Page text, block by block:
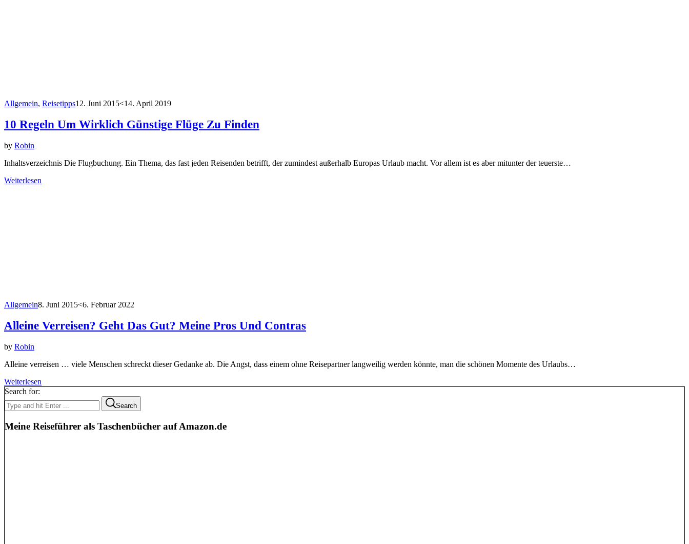
Allgemein, Reisetipps12. Juni 2015<14. April 2019
10 Regeln Um Wirklich Günstige Flüge Zu Finden
by Robin
Inhaltsverzeichnis Die Flugbuchung. Ein Thema, das fast jeden Reisenden betrifft, der zumindest außerhalb Europas Urlaub macht. Vor allem ist es aber mitunter der teuerste…
Weiterlesen
Allgemein8. Juni 2015<6. Februar 2022
Alleine Verreisen? Geht Das Gut? Meine Pros Und Contras
by Robin
Alleine verreisen … viele Menschen schreckt dieser Gedanke ab. Die Angst, dass einem ohne Reisepartner langweilig werden könnte, man die schönen Momente des Urlaubs…
Weiterlesen
Search for:
Search
Meine Reiseführer als Taschenbücher auf Amazon.de